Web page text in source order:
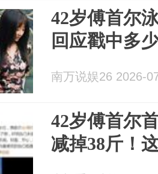
42岁傅首尔
回应戳中多
南万说娱26 2026-
42岁傅首尔
减掉38斤！